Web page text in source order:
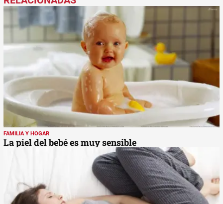
FAMILIA Y HOGAR
La piel del bebé es muy sensible